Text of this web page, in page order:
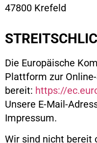
47800 Krefeld
Die Europäische
Plattform zur
bereit: https://
Unsere E-Mail-
Impressum.
Wir sind nicht bereit